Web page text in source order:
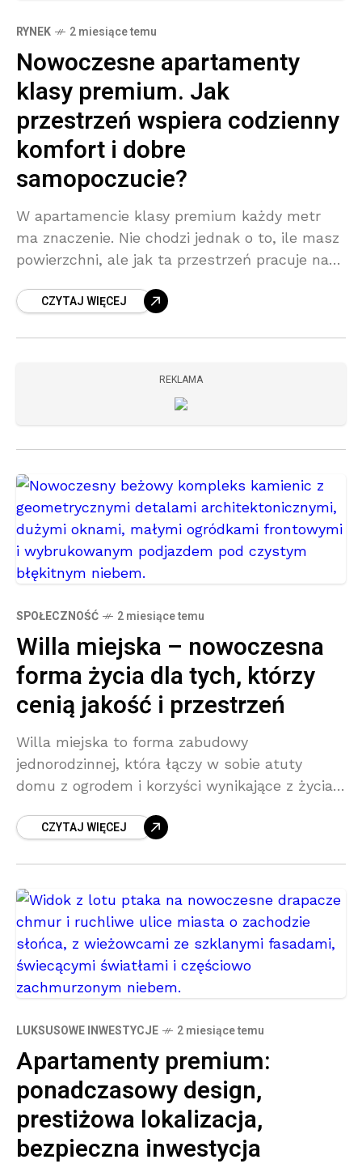
RYNEK 2 miesiące temu
Nowoczesne apartamenty
klasy premium. Jak
przestrzeń wspiera codzienny
komfort i dobre
samopoczucie?
W apartamencie klasy premium każdy metr
ma znaczenie. Nie chodzi jednak o to, ile masz
powierzchni, ale jak ta przestrzeń pracuje na
Wnętrze może wspierać
CZYTAJ WIĘCEJ
REKLAMA
SPOŁECZNOŚĆ 2 miesiące temu
Willa miejska – nowoczesna
forma życia dla tych, którzy
cenią jakość i przestrzeń
Willa miejska to forma zabudowy
jednorodzinnej, która łączy w sobie atuty
domu z ogrodem i korzyści wynikające z życia
tradycyjnych domów na obrzeżach,
CZYTAJ WIĘCEJ
LUKSUSOWE INWESTYCJE 2 miesiące temu
Apartamenty premium:
ponadczasowy design,
prestiżowa lokalizacja,
bezpieczna inwestycja